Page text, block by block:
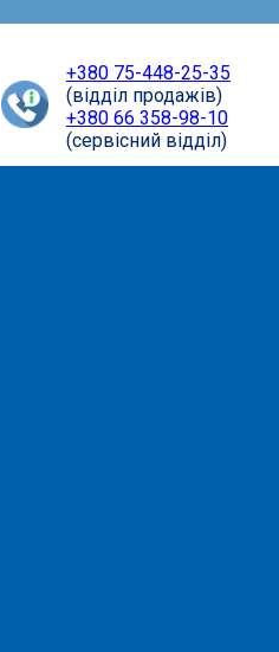
+380 75-448-25-35
(відділ продажів)
+380 66 358-98-10
(cервісний відділ)